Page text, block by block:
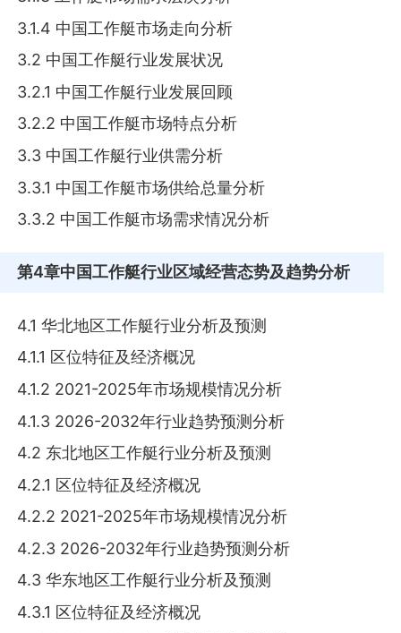
3.1.4 中国工作艇市场走向分析
3.2 中国工作艇行业发展状况
3.2.1 中国工作艇行业发展回顾
3.2.2 中国工作艇市场特点分析
3.3 中国工作艇行业供需分析
3.3.1 中国工作艇市场供给总量分析
3.3.2 中国工作艇市场需求情况分析
第4章中国工作艇行业区域经营态势及趋势分析
4.1 华北地区工作艇行业分析及预测
4.1.1 区位特征及经济概况
4.1.2 2021-2025年市场规模情况分析
4.1.3 2026-2032年行业趋势预测分析
4.2 东北地区工作艇行业分析及预测
4.2.1 区位特征及经济概况
4.2.2 2021-2025年市场规模情况分析
4.2.3 2026-2032年行业趋势预测分析
4.3 华东地区工作艇行业分析及预测
4.3.1 区位特征及经济概况